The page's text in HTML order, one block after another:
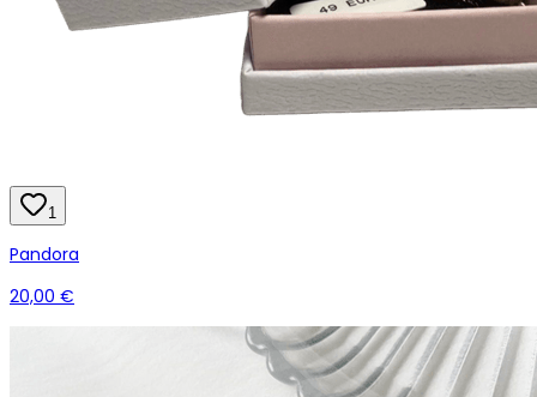
1
Pandora
20,00 €